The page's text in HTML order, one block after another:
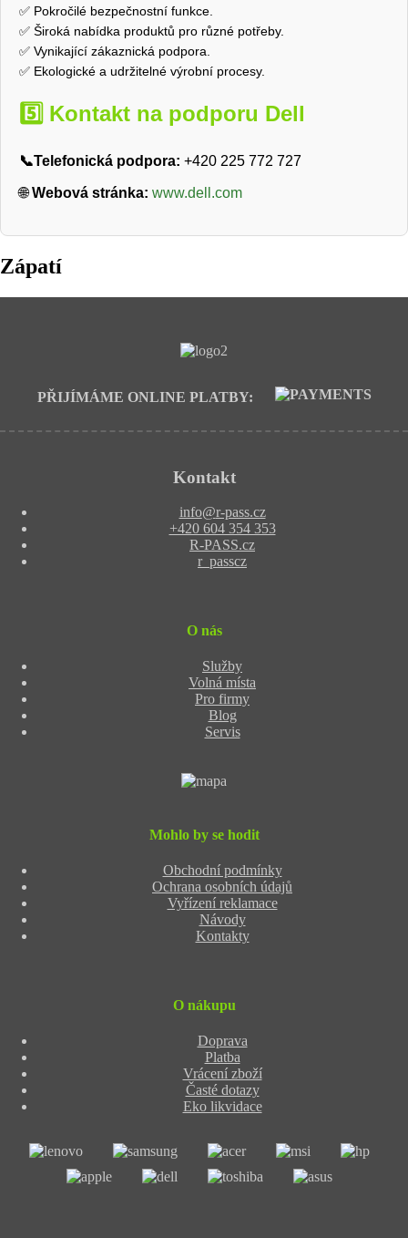
✅ Pokročilé bezpečnostní funkce.
✅ Široká nabídka produktů pro různé potřeby.
✅ Vynikající zákaznická podpora.
✅ Ekologické a udržitelné výrobní procesy.
5️⃣ Kontakt na podporu Dell
📞Telefonická podpora: +420 225 772 727
🌐Webová stránka: www.dell.com
Zápatí
PŘIJÍMÁME ONLINE PLATBY:
Kontakt
info@r-pass.cz
+420 604 354 353
R-PASS.cz
r_passcz
O nás
Služby
Volná místa
Pro firmy
Blog
Servis
Mohlo by se hodit
Obchodní podmínky
Ochrana osobních údajů
Vyřízení reklamace
Návody
Kontakty
O nákupu
Doprava
Platba
Vrácení zboží
Časté dotazy
Eko likvidace